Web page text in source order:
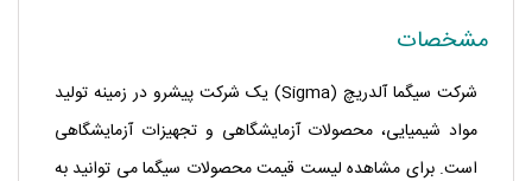
مشخصات
شرکت سیگما آلدریچ
(Sigma) یک شرکت پیشرو در زمینه تولید
مواد شیمیایی، محصولات آزمایشگاهی و تجهیزات آزمایشگاهی
است. برای مشاهده لیست قیمت محصولات سیگما می توانید به